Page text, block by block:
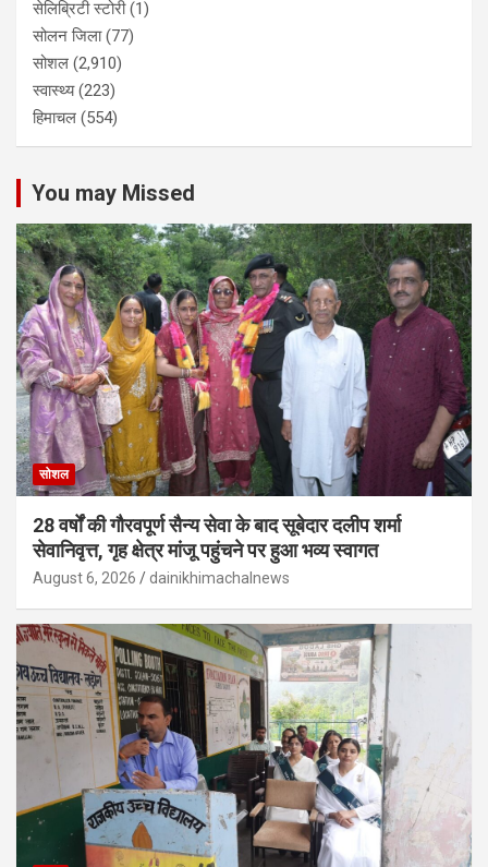
सेलिब्रिटी स्टोरी(1)
सोलन जिला(77)
सोशल (2,910)
स्वास्थ्य(223)
हिमाचल (554)
You may Missed
सोशल
28 वर्षों की गौरवपूर्ण सैन्य सेवा के बाद सूबेदार दलीप शर्मा
सेवानिवृत्त, गृह क्षेत्र मांजू पहुंचने पर हुआ भव्य स्वागत
August 6, 2026 dainikhimachalnews